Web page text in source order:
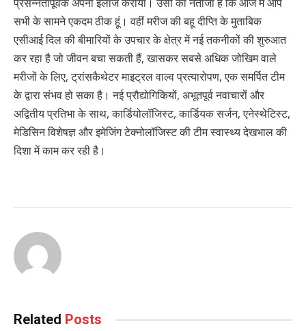
सभी के सामने एकदम ठीक हूं। वहीं मरीज की बहू दीप्ति के मुताबिक
एसीआई दिल की बीमारियों के उपचार के क्षेत्र में नई तकनीकों की शुरुआत
कर रहा है जो जीवन बचा सकती हैं, खासकर सबसे अधिक जोखिम वाले
मरीजों के लिए, ट्रांसकैथेटर माइट्रल वाल्व प्रत्यारोपण, एक समर्पित टीम
के द्वारा संभव हो सका है। नई प्रौद्योगिकियों, अभूतपूर्व नवाचारों और
अद्वितीय प्रतिभा के साथ, कार्डियोलॉजिस्ट, कार्डियक सर्जन, एनेस्थेटिस्ट,
मेडिसिन विशेषज्ञ और इमेजिंग टेक्नोलॉजिस्ट की टीम स्वास्थ्य देखभाल की
दिशा में काम कर रही है।
Related Posts